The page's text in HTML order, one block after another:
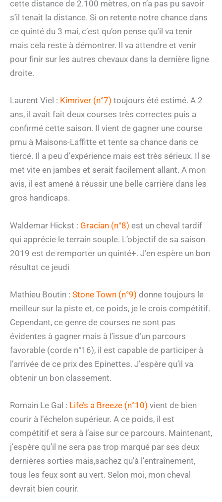
cette distance de 2.100 mètres, on n’a pas pu savoir
s’il tenait la distance. Si on retente notre chance dans
ce quinté du 3 mai, c’est qu’on pense qu’il va tenir
mais cela reste à démontrer. Il va attendre et venir
pour finir sur les autres chevaux dans la dernière ligne
droite.
Laurent Viel : Kimriver (n°7) toujours été estimé. A 2
ans, il avait fait deux courses très correctes puis a
confirmé cette saison. Il vient de gagner une course
pmu à Maisons-Laffitte et tente sa chance dans ce
tiercé. Il a peu d’expérience mais est très sérieux. Il se
met vite en jambes et serait facilement allant. A mon
avis, il est amené à réussir une belle carrière dans les
gros handicaps.
Waldemar Hickst : Gracian (n°8) est un cheval tardif
qui apprécie le terrain souple. L’objectif de sa saison
2019 est de remporter un quinté+. J’en espère un bon
résultat ce jeudi
Mathieu Boutin : Stone Town (n°9) donne toujours le
meilleur sur la piste et, ce poids, je le crois compétitif.
Cependant, ce genre de courses ne sont pas
évidentes à gagner mais à l’issue d’un parcours
favorable (corde n°16), il est capable de participer à
l’arrivée de ce prix des Epinettes. J’espère qu’il va
obtenir un bon classement.
Romain Le Gal : Life’s a Breeze (n°10) vient de bien
courir à l’échelon supérieur. A ce poids, il est
compétitif et sera à l’aise sur ce parcours. Maintenant,
j’espère qu’il ne sera pas trop marqué par ses deux
dernières sorties mais,sachez qu’à l’entraînement,
tous les feux sont au vert. Selon moi, mon cheval
devrait bien courir.